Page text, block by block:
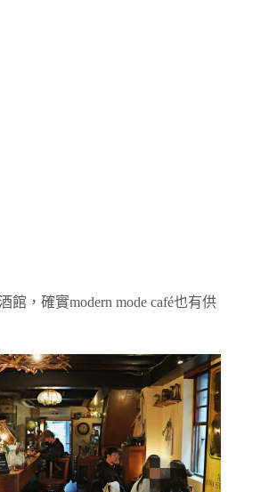
館，確實modern mode café也有供